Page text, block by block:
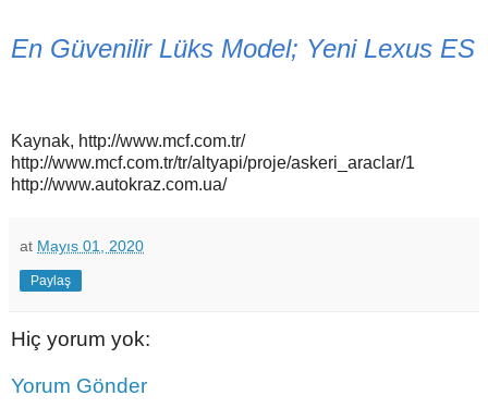
En Güvenilir Lüks Model; Yeni Lexus ES
Kaynak, http://www.mcf.com.tr/
http://www.mcf.com.tr/tr/altyapi/proje/askeri_araclar/1
http://www.autokraz.com.ua/
at Mayıs 01, 2020
Paylaş
Hiç yorum yok:
Yorum Gönder